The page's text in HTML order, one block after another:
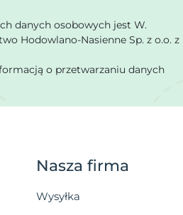
danych osobowych jest W.
Hodowlano-Nasienne Sp. z o.o. z
o przetwarzaniu danych
Nasza firma
Wysyłka